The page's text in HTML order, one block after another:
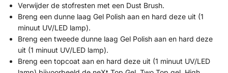
Verwijder de stofresten met een Dust Brush.
Breng een dunne laag Gel Polish aan en hard deze uit (1
minuut UV/LED lamp).
Breng een tweede dunne laag Gel Polish aan en hard deze
uit (1 minuut UV/LED lamp).
Breng een topcoat aan en hard deze uit (1 minuut UV/LED